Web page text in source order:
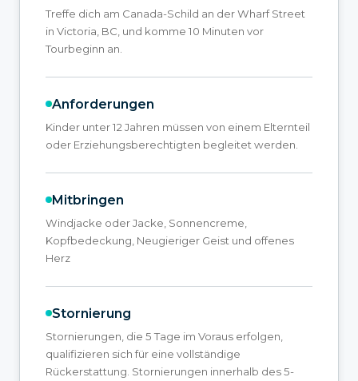
Treffe dich am Canada-Schild an der Wharf Street
in Victoria, BC, und komme 10 Minuten vor
Tourbeginn an.
Anforderungen
Kinder unter 12 Jahren müssen von einem Elternteil
oder Erziehungsberechtigten begleitet werden.
Mitbringen
Windjacke oder Jacke, Sonnencreme,
Kopfbedeckung, Neugieriger Geist und offenes
Herz
Stornierung
Stornierungen, die 5 Tage im Voraus erfolgen,
qualifizieren sich für eine vollständige
Rückerstattung. Stornierungen innerhalb des 5-